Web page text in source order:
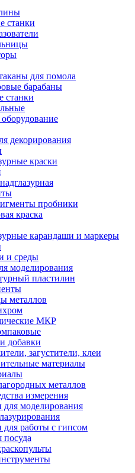
станки
для помола
барабаны
станки
декорирования
краски
пробники
краска
карандаши и маркеры
и среды
моделирования
пластилин
металлов
МКР
добавки
загустители, клеи
материалы
металлов
измерения
моделирования
работы с гипсом
посуда